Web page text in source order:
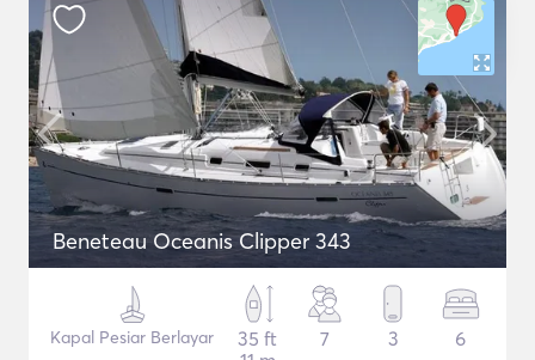
Beneteau Oceanis Clipper 343
Kapal Pesiar Berlayar
35 ft
7 3 6